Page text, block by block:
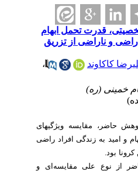
قدرت تحمل ابهام
و ناراضی از تزریق
کاکاوند
،
خمینی (ره)
حاضر، مقایسه ویژگیهای
و امید به زندگی افراد راضی
بود.
نوع علی مقایسهای و